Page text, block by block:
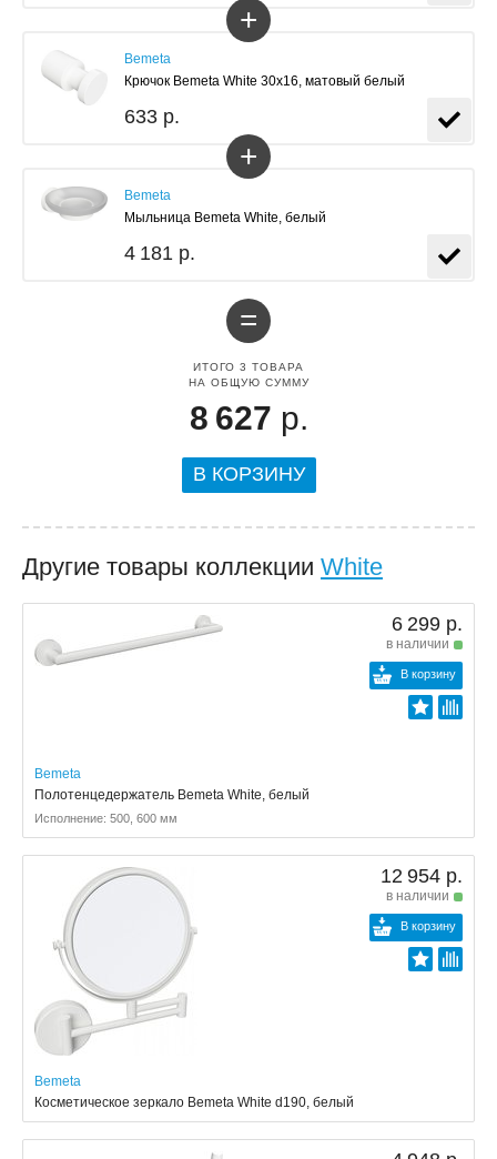
+
Bemeta
Крючок Bemeta White 30x16, матовый белый
633 р.
+
Bemeta
Мыльница Bemeta White, белый
4 181 р.
=
ИТОГО 3 ТОВАРА
НА ОБЩУЮ СУММУ
8 627 р.
В КОРЗИНУ
Другие товары коллекции White
6 299 р.
в наличии
В корзину
Bemeta
Полотенцедержатель Bemeta White, белый
Исполнение: 500, 600 мм
12 954 р.
в наличии
В корзину
Bemeta
Косметическое зеркало Bemeta White d190, белый